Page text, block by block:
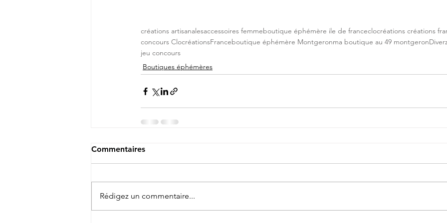
créations artisanalesaccessoires femmeboutique éphémère ile de franceclocréations créations
concours ClocréationsFranceboutique éphémère Montgeronma boutique au 49 montgeron
jeu concours
Boutiques éphémères
Commentaires
Rédigez un commentaire...